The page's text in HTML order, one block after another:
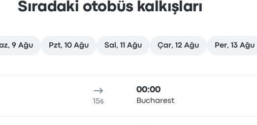
Sıradaki otobüs kalkışları
9 Ağu Pzt, 10 Ağu Sal, 11 Ağu Çar, 12 Ağu Per, 13 Ağu
15s
00:00
Bucharest